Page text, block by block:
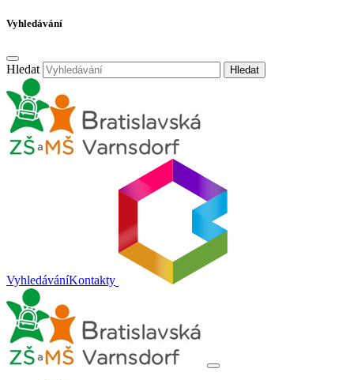
Vyhledávání
Hledat Hledat
VyhledáváníKontakty